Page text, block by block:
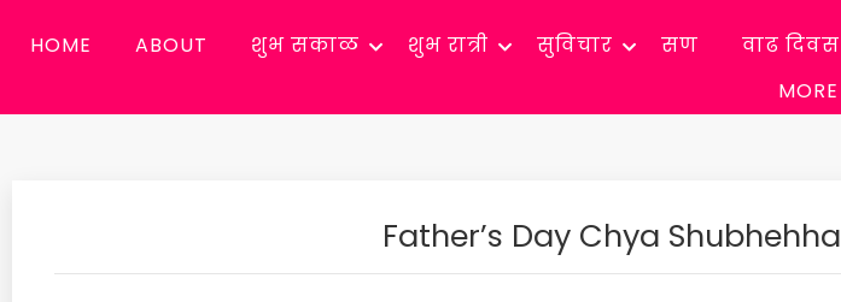
HOME ABOUT शुभ सकाळ शुभ रात्री सुविचार सण वाढ दिवस
MORE
Father’s Day Chya Shubhehha